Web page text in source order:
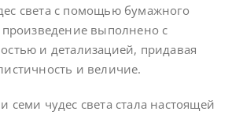
света с помощью бумажного
произведение выполнено с
и детализацией, придавая
и величие.
семи чудес света стала настоящей